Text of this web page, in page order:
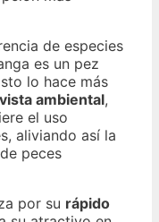
de especies
es un pez
lo hace más
ambiental,
el uso
aliviando así la
peces
por su rápido